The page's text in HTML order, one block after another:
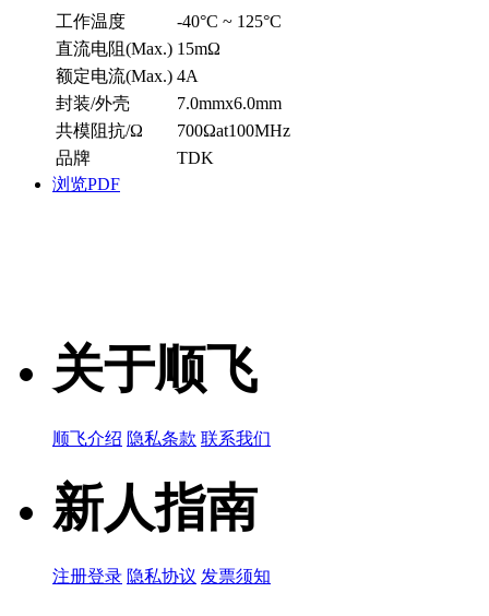
工作温度
-40°C ~ 125°C
直流电阻(Max.) 15mΩ
额定电流(Max.) 4A
封装/外壳
7.0mmx6.0mm
共模阻抗/Ω
700Ωat100MHz
品牌
TDK
浏览PDF
关于顺飞
顺飞介绍 隐私条款 联系我们
新人指南
注册登录 隐私协议 发票须知